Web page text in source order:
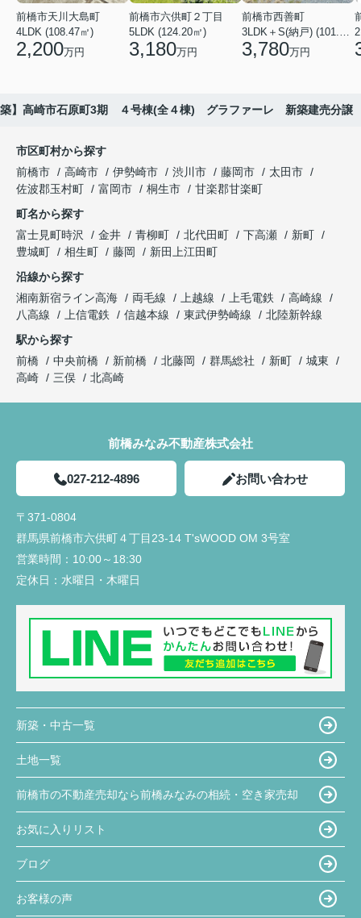
前橋市天川大島町
4LDK (108.47㎡)
2,200万円
前橋市六供町２丁目
5LDK (124.20㎡)
3,180万円
前橋市西善町
3LDK＋S(納戸) (101.02㎡)
3,780万円
】高崎市石原町3期 ４号棟(全４棟) グラファーレ 新築建売分譲
市区町村から探す
前橋市
高崎市 伊勢崎市 渋川市 藤岡市
太田市
佐波郡玉村町
富岡市 桐生市
甘楽郡甘楽町
町名から探す
富士見町時沢
金井 青柳町 北代田町 下高瀬
新町
豊城町
相生町 藤岡
新田上江田町
沿線から探す
湘南新宿ライン高海
両毛線 上越線 上毛電鉄
高崎線
八高線
上信電鉄 信越本線 東武伊勢崎線
北陸新幹線
駅から探す
前橋
中央前橋 新前橋 北藤岡 群馬総社 新町
城東
高崎
三俣 北高崎
前橋みなみ不動産株式会社
027-212-4896 お問い合わせ
〒371-0804
群馬県前橋市六供町４丁目23‐14 T'sWOOD OM 3号室
営業時間： 10:00～18:30
定休日： 水曜日・木曜日
新築・中古一覧
土地一覧
前橋市の不動産売却なら前橋みなみの相続・空き家売却
お気に入りリスト
ブログ
お客様の声